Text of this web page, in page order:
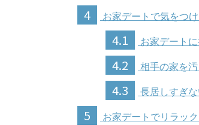
4 お家デートで気をつ
4.1 お家デート
4.2 相手の家を
4.3 長居しすぎ
5 お家デートでリラッ